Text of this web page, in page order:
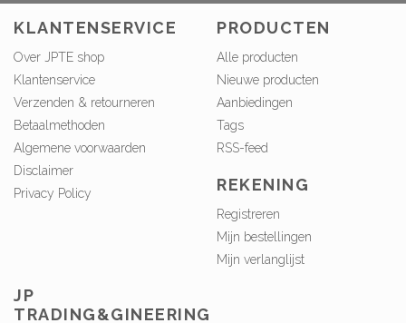
KLANTENSERVICE
Over JPTE shop
Klantenservice
Verzenden & retourneren
Betaalmethoden
Algemene voorwaarden
Disclaimer
Privacy Policy
PRODUCTEN
Alle producten
Nieuwe producten
Aanbiedingen
Tags
RSS-feed
REKENING
Registreren
Mijn bestellingen
Mijn verlanglijst
JP
TRADING&GINEERING